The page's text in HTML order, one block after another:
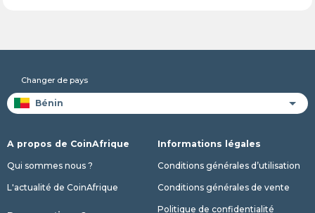
Changer de pays
A propos de CoinAfrique
Qui sommes nous ?
L'actualité de CoinAfrique
Informations légales
Conditions générales d’utilisation
Conditions générales de vente
Politique de confidentialité